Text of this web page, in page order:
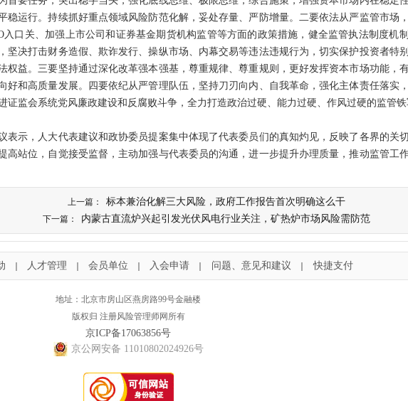
稳运行。持续抓好重点领域风险防范化解，妥处存量、严防增量。二要依法从严监管市场
入口关、加强上市公司和证券基金期货机构监管等方面的政策措施，健全监管执法制度机
坚决打击财务造假、欺诈发行、操纵市场、内幕交易等违法违规行为，切实保护投资者特
权益。三要坚持通过深化改革强本强基，尊重规律、尊重规则，更好发挥资本市场功能，
好和高质量发展。四要依纪从严管理队伍，坚持刀刃向内、自我革命，强化主体责任落实
证监会系统党风廉政建设和反腐败斗争，全力打造政治过硬、能力过硬、作风过硬的监管铁
示，人大代表建议和政协委员提案集中体现了代表委员们的真知灼见，反映了各界的关切
高站位，自觉接受监督，主动加强与代表委员的沟通，进一步提升办理质量，推动监管工
上一篇： 标本兼治化解三大风险，政府工作报告首次明确这么干
下一篇： 内蒙古直流炉兴起引发光伏风电行业关注，矿热炉市场风险需防范
人才管理 会员单位 入会申请 问题、意见和建议 快捷支付
地址：北京市房山区燕房路99号金融楼
版权归 注册风险管理师网所有
京ICP备17063856号
京公网安备 11010802024926号